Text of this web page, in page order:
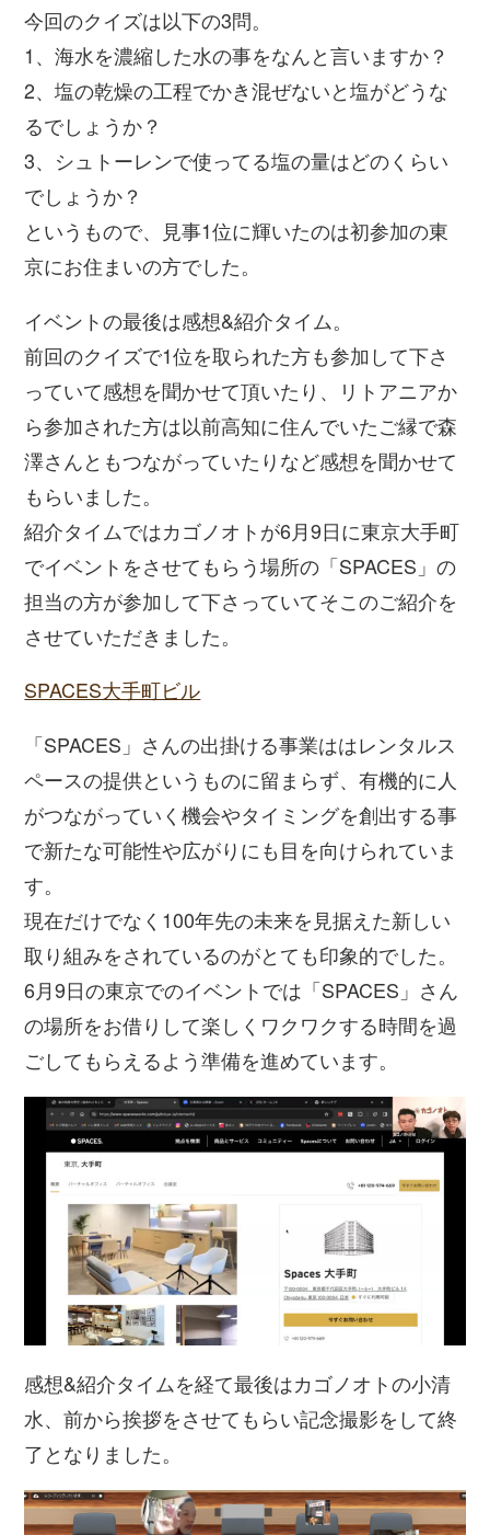
今回のクイズは以下の3問。
1、海水を濃縮した水の事をなんと言いますか？
2、塩の乾燥の工程でかき混ぜないと塩がどうな
るでしょうか？
3、シュトーレンで使ってる塩の量はどのくらい
でしょうか？
というもので、見事1位に輝いたのは初参加の東
京にお住まいの方でした。
イベントの最後は感想&紹介タイム。
前回のクイズで1位を取られた方も参加して下さ
っていて感想を聞かせて頂いたり、リトアニアか
ら参加された方は以前高知に住んでいたご縁で森
澤さんともつながっていたりなど感想を聞かせて
もらいました。
紹介タイムではカゴノオトが6月9日に東京大手町
でイベントをさせてもらう場所の「SPACES」の
担当の方が参加して下さっていてそこのご紹介を
させていただきました。
SPACES大手町ビル
「SPACES」さんの出掛ける事業ははレンタルス
ペースの提供というものに留まらず、有機的に人
がつながっていく機会やタイミングを創出する事
で新たな可能性や広がりにも目を向けられていま
す。
現在だけでなく100年先の未来を見据えた新しい
取り組みをされているのがとても印象的でした。
6月9日の東京でのイベントでは「SPACES」さん
の場所をお借りして楽しくワクワクする時間を過
ごしてもらえるよう準備を進めています。
感想&紹介タイムを経て最後はカゴノオトの小清
水、前から挨拶をさせてもらい記念撮影をして終
了となりました。